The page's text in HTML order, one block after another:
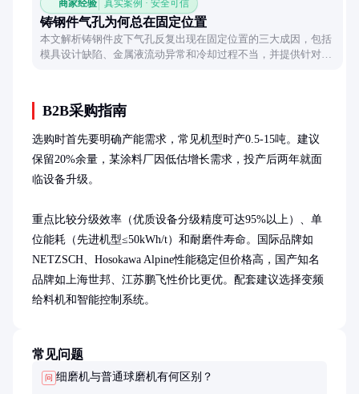
商家经验 真实案例 · 安全可信
铸钢件气孔为何总在固定位置
本文解析铸钢件皮下气孔反复出现在固定位置的三大成因，包括
模具设计缺陷、金属液流动异常和冷却过程不当，并提供针对性
B2B采购指南
选购时首先要明确产能需求，常见机型时产0.5-15吨。建议
保留20%余量，某涂料厂因低估增长需求，投产后两年就面
临设备升级。
重点比较分级效率（优质设备分级精度可达95%以上）、单
位能耗（先进机型≤50kWh/t）和耐磨件寿命。国际品牌如
NETZSCH、Hosokawa Alpine性能稳定但价格高，国产知名
品牌如上海世邦、江苏鹏飞性价比更优。配套建议选择变频
给料机和智能控制系统。
常见问题
问 细磨机与普通球磨机有何区别？